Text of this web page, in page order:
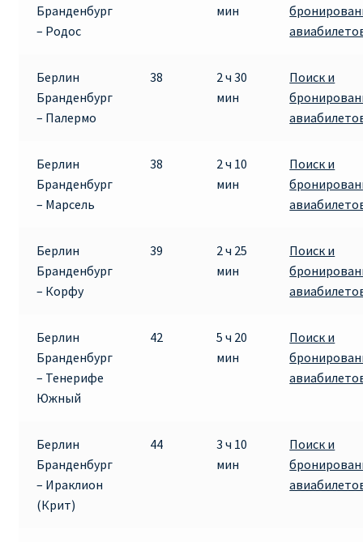
Бранденбург
– Родос
мин
Берлин
Бранденбург
– Палермо
38
2 ч 30
мин
Поиск и
Берлин
Бранденбург
– Марсель
38
2 ч 10
мин
Поиск и
Берлин
Бранденбург
– Корфу
39
2 ч 25
мин
Поиск и
Берлин
Бранденбург
– Тенерифе
Южный
42
5 ч 20
мин
Поиск и
Берлин
Бранденбург
– Ираклион
(Крит)
44
3 ч 10
мин
Поиск и